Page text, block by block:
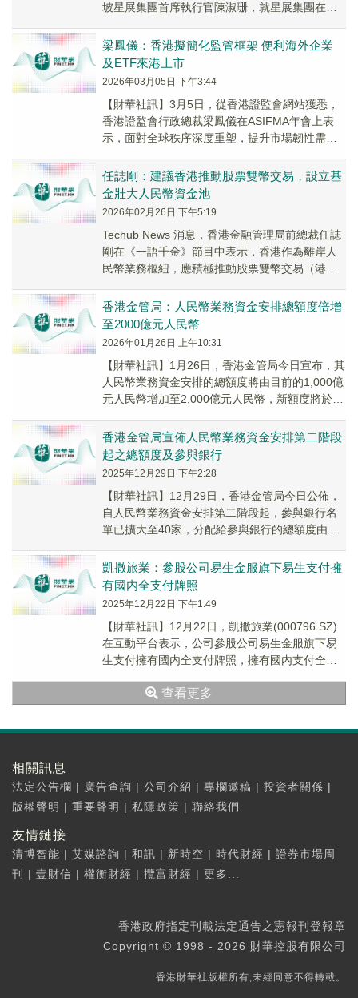
坡星展集團首席執行官陳淑珊，就星展集團在華
行長...
梁鳳儀：香港擬簡化監管框架 便利海外企業
及ETF來港上市
2026年03月05日 下午3:44
【財華社訊】3月5日，從香港證監會網站獲悉，
香港證監會行政總裁梁鳳儀在ASIFMA年會上表
示，面對全球秩序深度重塑，提升市場韌性需主
38...
任誌剛：建議香港推動股票雙幣交易，設立基
金壯大人民幣資金池
2026年02月26日 下午5:19
Techub News 消息，香港金融管理局前總裁任誌
剛在《一語千金》節目中表示，香港作為離岸人
民幣業務樞紐，應積極推動股票雙幣交易（港元
香港金管局：人民幣業務資金安排總額度倍增
至2000億元人民幣
2026年01月26日 上午10:31
【財華社訊】1月26日，香港金管局今日宣布，其
人民幣業務資金安排的總額度將由目前的1,000億
元人民幣增加至2,000億元人民幣，新額度將於2
香港金管局宣佈人民幣業務資金安排第二階段
起之總額度及參與銀行
2025年12月29日 下午2:28
【財華社訊】12月29日，香港金管局今日公佈，
自人民幣業務資金安排第二階段起，參與銀行名
單已擴大至40家，分配給參與銀行的總額度由前
凱撒旅業：參股公司易生金服旗下易生支付擁
有國内全支付牌照
2025年12月22日 下午1:49
【財華社訊】12月22日，凱撒旅業(000796.SZ)
在互動平台表示，公司參股公司易生金服旗下易
生支付擁有國内全支付牌照，擁有國内支付全部
查看更多
相關訊息
法定公告欄 | 廣告查詢 | 公司介紹 | 專欄邀稿 | 投資者關係 |
版權聲明 | 重要聲明 | 私隱政策 | 聯絡我們
友情鏈接
清博智能 | 艾媒諮詢 | 和訊 | 新時空 | 時代財經 | 證券市場周
刊
| 壹財信 | 權衡財經 | 攬富財經 | 更多...
香港政府指定刊載法定通告之憲報刊登報章
Copyright © 1998 - 2026 財華控股有限公司
香港財華社版權所有,未經同意不得轉載。